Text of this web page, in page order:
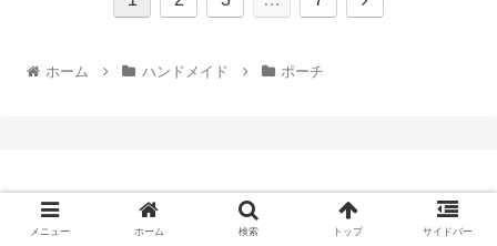
ホーム ハンドメイド ポーチ
© 2019 .
メニュー ホーム 検索 トップ サイドバー